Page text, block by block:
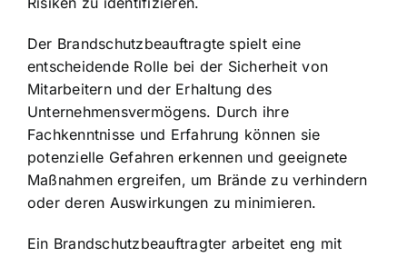
Der Brandschutzbeauftragte spielt eine
entscheidende Rolle bei der Sicherheit von
Mitarbeitern und der Erhaltung des
Unternehmensvermögens. Durch ihre
Fachkenntnisse und Erfahrung können sie
potenzielle Gefahren erkennen und geeignete
Maßnahmen ergreifen, um Brände zu verhindern
oder deren Auswirkungen zu minimieren.
Ein Brandschutzbeauftragter arbeitet eng mit